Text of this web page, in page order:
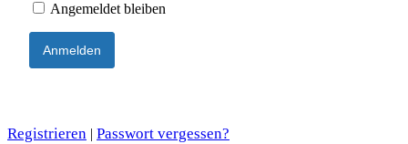
Angemeldet bleiben
Registrieren | Passwort vergessen?